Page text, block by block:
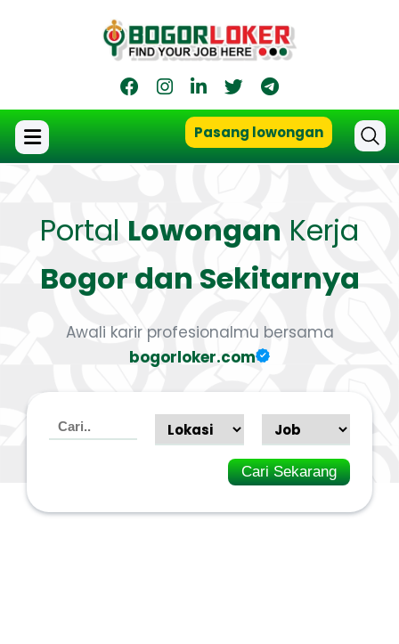
Pasang lowongan
Portal Lowongan Kerja
Bogor dan Sekitarnya
Awali karir profesionalmu bersama
bogorloker.com
Cari Sekarang